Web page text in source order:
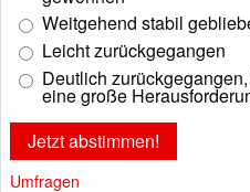
Weitgehend stabil
Leicht zurückgegangen
Deutlich
eine große
Umfragen